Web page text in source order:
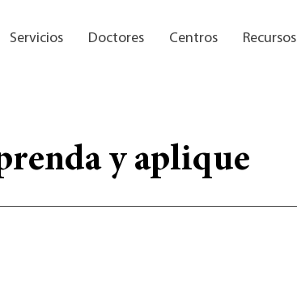
Servicios Doctores Centros Recursos
y aplique